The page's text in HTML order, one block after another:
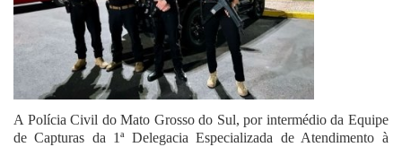
A Polícia Civil do Mato Grosso do Sul, por intermédio da Equipe
de Capturas da 1ª Delegacia Especializada de Atendimento à